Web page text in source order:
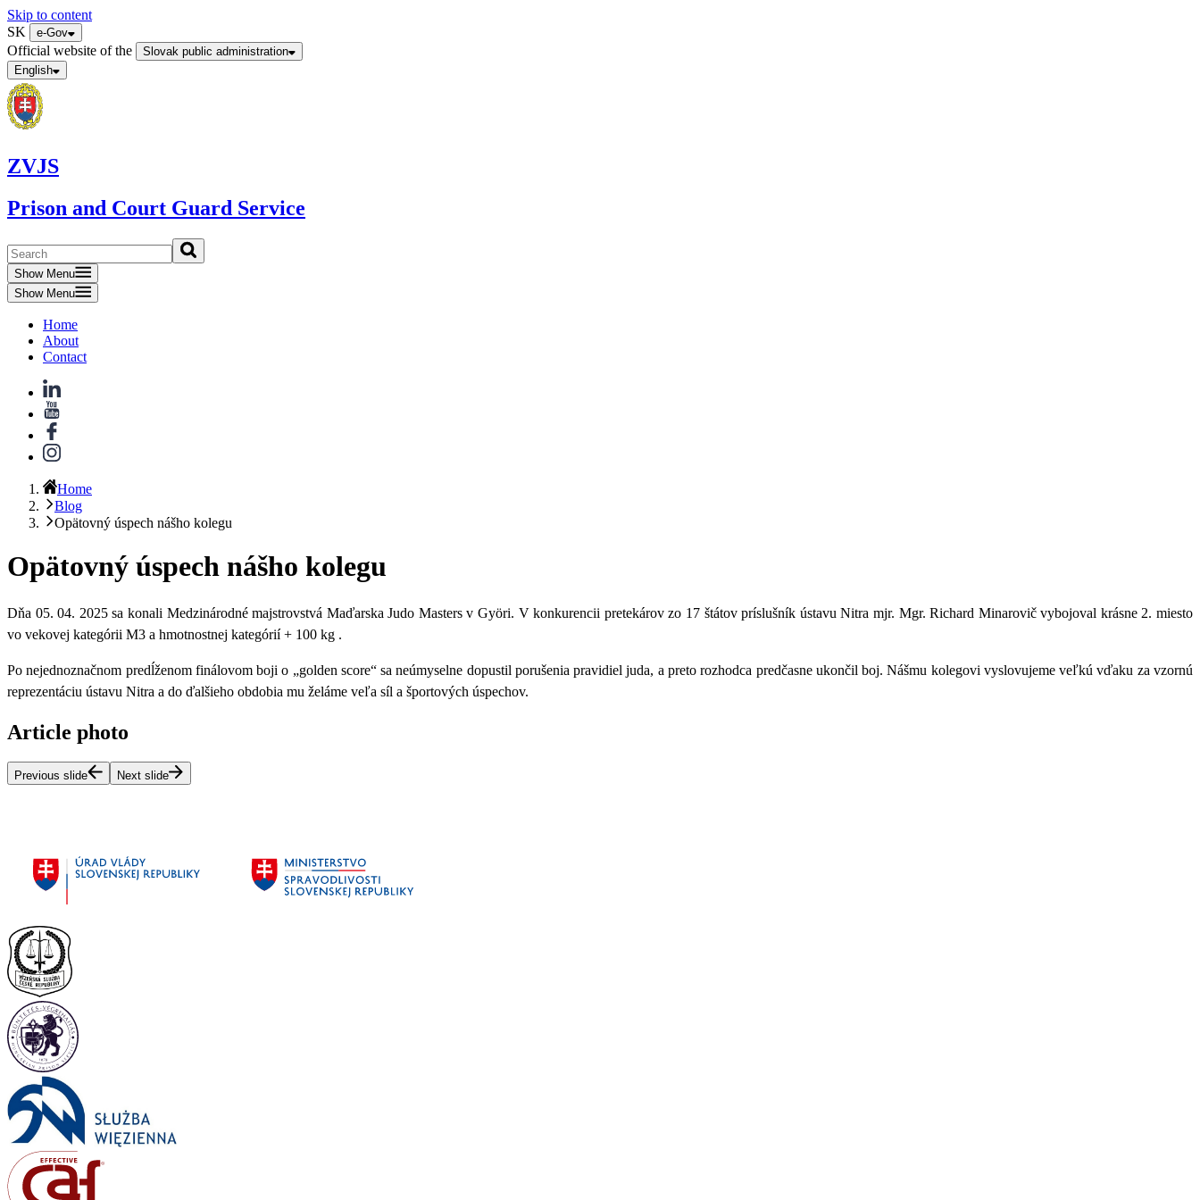
Skip to content
SK
e-Gov
Official website of the
Slovak public administration
English
ZVJS
Prison and Court Guard Service
Show Menu
Show Menu
Home
About
Contact
Home
Blog
Opätovný úspech nášho kolegu
Opätovný úspech nášho kolegu
Dňa 05. 04. 2025 sa konali Medzinárodné majstrovstvá Maďarska Judo Masters v Györi. V konkurencii pretekárovzo 17 štátov príslušník ústavu Nitra mjr. Mgr. Richard Minarovičvybojoval krásne 2. miesto
vo vekovej kategórii M3 a hmotnostnej kategórií + 100 kg .
Po nejednoznačnom predĺženom finálovom boji o „golden score“ sa neúmyselne dopustil porušenia pravidiel juda, a preto rozhodca predčasne ukončil boj. Nášmu kolegovi vyslovujemeveľkú vďaku za vzornú
reprezentáciu ústavu Nitra a do ďalšieho obdobia mu želáme veľa síl a športových úspechov.
Article photo
Previous slide Next slide